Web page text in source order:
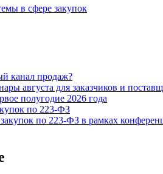
в сфере закупок
канал продаж?
августа для заказчиков и
полугодие 2026 года
по 223-ФЗ
по 223-ФЗ в рамках